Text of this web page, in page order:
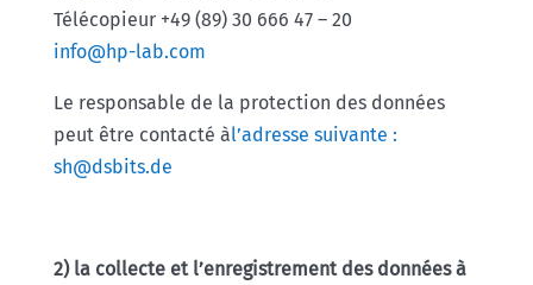
Télécopieur +49 (89) 30 666 47 – 20
info@hp-lab.com
Le responsable de la protection des données
peut être contacté àl’adresse suivante :
sh@dsbits.de
2) la collecte et l’enregistrement des données à